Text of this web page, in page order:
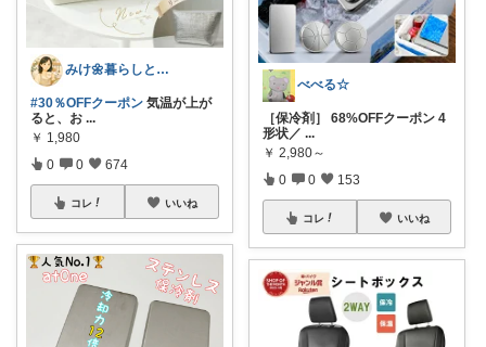
みけ🌼暮らしとキッチン
#30％OFFクーポン 気温が上が
ると、お ...
￥ 1,980
0 0 674
コレ いいね
べべる☆
［保冷剤］ 68%OFFクーポン 4
形状／ ...
￥ 2,980～
0 0 153
コレ いいね